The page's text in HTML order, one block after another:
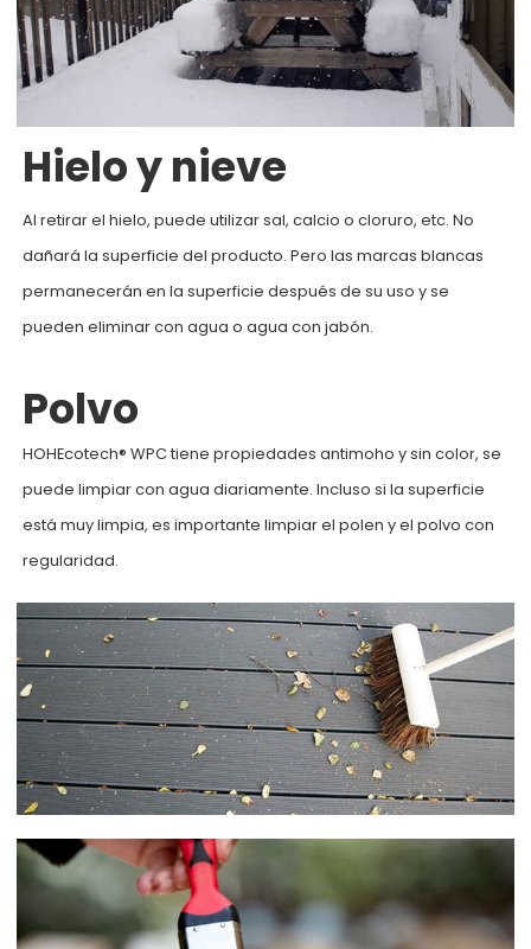
Hielo y nieve
Al retirar el hielo, puede utilizar sal, calcio o cloruro, etc. No
dañará la superficie del producto. Pero las marcas blancas
permanecerán en la superficie después de su uso y se
pueden eliminar con agua o agua con jabón.
Polvo
HOHEcotech® WPC tiene propiedades antimoho y sin color, se
puede limpiar con agua diariamente. Incluso si la superficie
está muy limpia, es importante limpiar el polen y el polvo con
regularidad.